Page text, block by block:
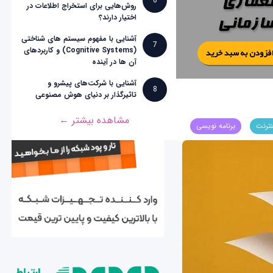
روش‌هایی برای استخراج اطلاعات در
اختیار دارند؟
7
آشنایی با مفهوم سیستم های شناختی
(Cognitive Systems) و کاربردهای
آن ها در آینده
8
آشنایی با شرکت‌های پیشرو و
تاثیرگذار بر دنیای هوش مصنوعی
مشاهده بیشتر ← برنامه نویسی